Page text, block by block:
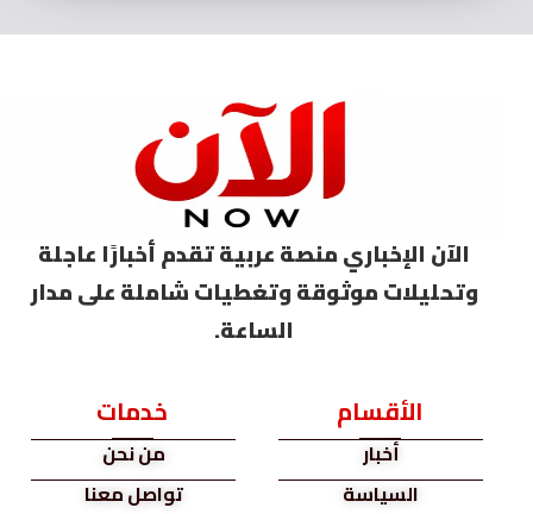
الآن الإخباري منصة عربية تقدم أخبارًا عاجلة
وتحليلات موثوقة وتغطيات شاملة على مدار
الساعة.
الأقسام
أخبار
السياسة
خدمات
من نحن
تواصل معنا